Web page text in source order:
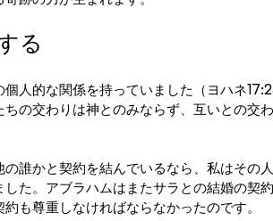
る
人的な関係を持っていました（ヨハネ
の交わりは神とのみならず、互いとの交
誰かと契約を結んでいるなら、私はその
た。アブラハムはまたサラとの結婚の契
も尊重しなければならなかったのです。